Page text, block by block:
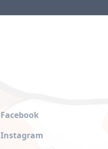
Facebook
Instagram